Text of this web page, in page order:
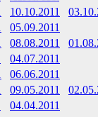
10.10.2011
05.09.2011
08.08.2011
04.07.2011
06.06.2011
09.05.2011
04.04.2011